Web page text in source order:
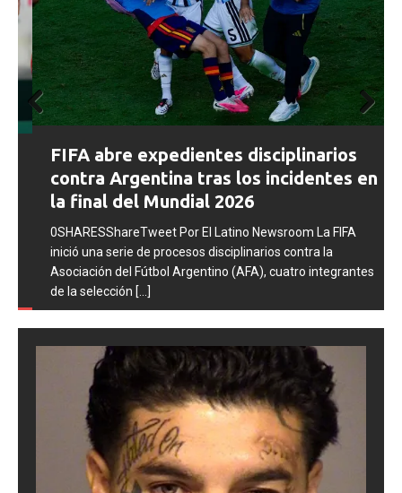
FIFA abre expedientes disciplinarios
contra Argentina tras los incidentes en
la final del Mundial 2026
0SHARESShareTweet Por El Latino Newsroom La FIFA
inició una serie de procesos disciplinarios contra la
Asociación del Fútbol Argentino (AFA), cuatro integrantes
de la selección[...]
Prev